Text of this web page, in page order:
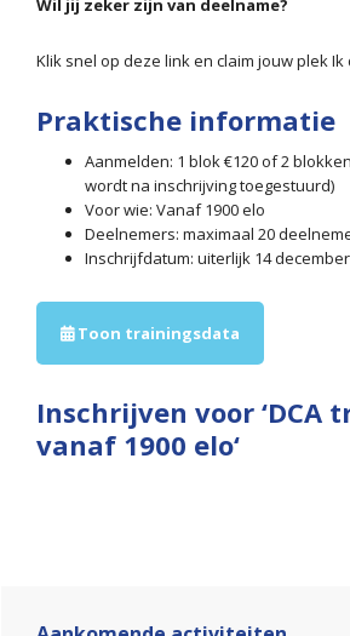
Wil jij zeker zijn van deelname?
Klik snel op deze link en claim jouw plek Ik
Praktische informatie
Aanmelden: 1 blok €120 of 2
wordt na inschrijving toegestuurd)
Voor wie: Vanaf 1900 elo
Deelnemers: maximaal 20
Inschrijfdatum: uiterlijk 14 december
Toon trainingsdata
Inschrijven voor ‘DCA
vanaf 1900 elo‘